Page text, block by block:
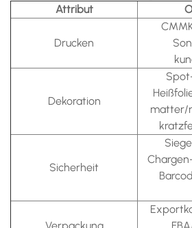
Attribut
Drucken
Dekoration
matter/
Sicherheit